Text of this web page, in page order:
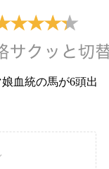
血統の馬が6頭出